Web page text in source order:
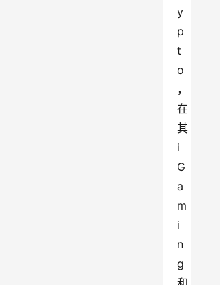
y
p
t
o
，
在
其
i
G
a
m
i
n
g